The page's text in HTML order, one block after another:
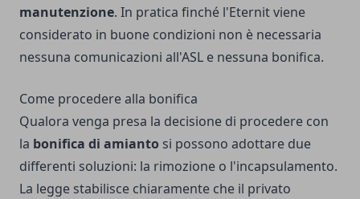
manutenzione. In pratica finché l'Eternit viene
considerato in buone condizioni non è necessaria
nessuna comunicazioni all'ASL e nessuna bonifica.
Come procedere alla bonifica
Qualora venga presa la decisione di procedere con
la bonifica di amianto si possono adottare due
differenti soluzioni: la rimozione o l'incapsulamento.
La legge stabilisce chiaramente che il privato